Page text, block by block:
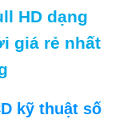
HD dạng
giá rẻ nhất
kỹ thuật số